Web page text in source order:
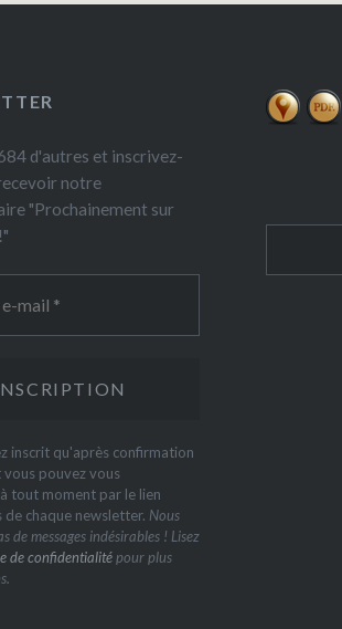
d'autres et inscrivez-
notre
"Prochainement sur
inscrit qu'après confirmation
vous pouvez vous
tout moment par le lien
de chaque newsletter. Nous
de messages indésirables ! Lisez
de confidentialitépour plus